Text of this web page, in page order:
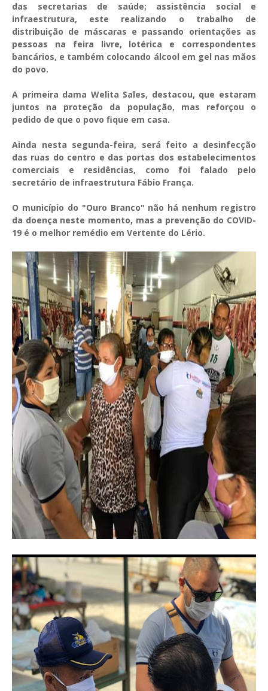
das secretarias de saúde; assistência social e
infraestrutura, este realizando o trabalho de
distribuição de máscaras e passando orientações as
pessoas na feira livre, lotérica e correspondentes
bancários, e também colocando álcool em gel nas mãos
do povo.
A primeira dama Welita Sales, destacou, que estaram
juntos na proteção da população, mas reforçou o
pedido de que o povo fique em casa.
Ainda nesta segunda-feira, será feito a desinfecção
das ruas do centro e das portas dos estabelecimentos
comerciais e residências, como foi falado pelo
secretário de infraestrutura Fábio França.
O município do "Ouro Branco" não há nenhum registro
da doença neste momento, mas a prevenção do COVID-
19 é o melhor remédio em Vertente do Lério.